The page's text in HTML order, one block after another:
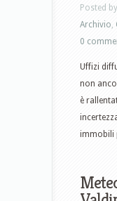
Posted by
Archivio,
0
Uffizi
non
è
immobili